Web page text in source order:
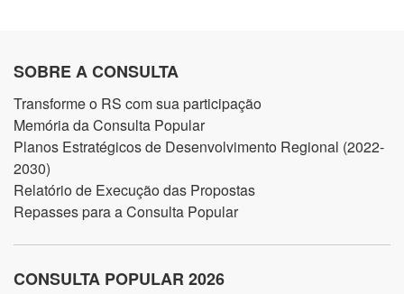
SOBRE A CONSULTA
Transforme o RS com sua participação
Memória da Consulta Popular
Planos Estratégicos de Desenvolvimento Regional (2022-
2030)
Relatório de Execução das Propostas
Repasses para a Consulta Popular
CONSULTA POPULAR 2026